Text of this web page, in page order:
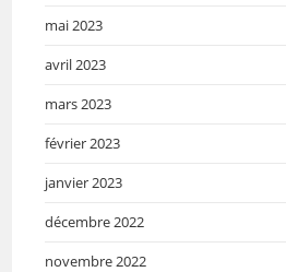
mai 2023
avril 2023
mars 2023
février 2023
janvier 2023
décembre 2022
novembre 2022